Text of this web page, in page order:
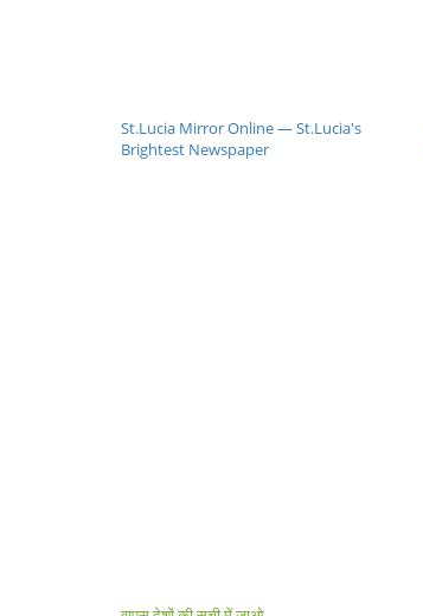
St.Lucia Mirror Online — St.Lucia's
Brightest Newspaper